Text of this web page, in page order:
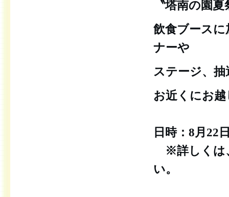
〝塔南の園
飲食ブース
ナーや
ステージ、
お近くにお
日時：8月
※詳しくは
い。